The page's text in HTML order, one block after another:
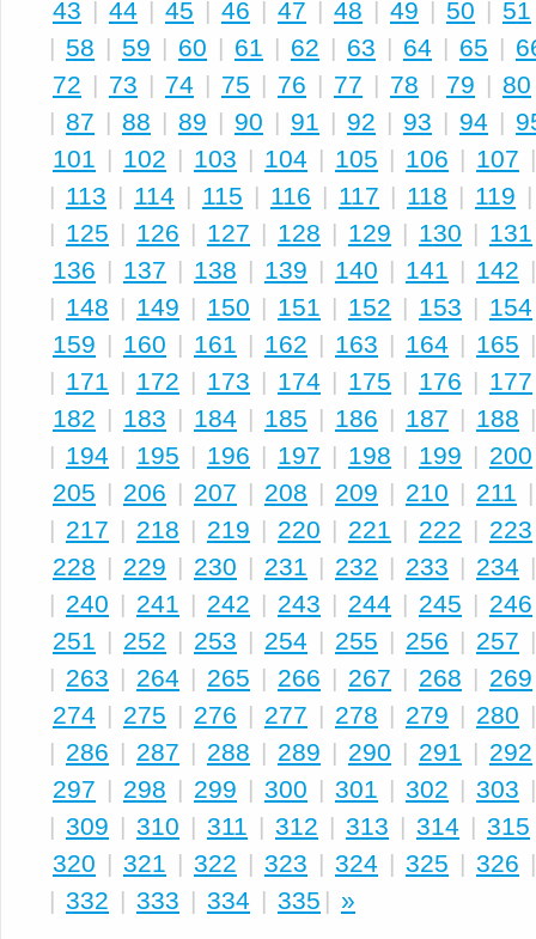
43 | 44 | 45 | 46 | 47 | 48 | 49 | 50 | 51
| 58 | 59 | 60 | 61 | 62 | 63 | 64 | 65 |
72 | 73 | 74 | 75 | 76 | 77 | 78 | 79 | 80
| 87 | 88 | 89 | 90 | 91 | 92 | 93 | 94 |
101 | 102 | 103 | 104 | 105 | 106 | 107
| 113 | 114 | 115 | 116 | 117 | 118 | 119
| 125 | 126 | 127 | 128 | 129 | 130 | 131
136 | 137 | 138 | 139 | 140 | 141 | 142
| 148 | 149 | 150 | 151 | 152 | 153 | 154
159 | 160 | 161 | 162 | 163 | 164 | 165
| 171 | 172 | 173 | 174 | 175 | 176 | 177
182 | 183 | 184 | 185 | 186 | 187 | 188
| 194 | 195 | 196 | 197 | 198 | 199 | 200
205 | 206 | 207 | 208 | 209 | 210 | 211
| 217 | 218 | 219 | 220 | 221 | 222 | 223
228 | 229 | 230 | 231 | 232 | 233 | 234
| 240 | 241 | 242 | 243 | 244 | 245 | 246
251 | 252 | 253 | 254 | 255 | 256 | 257
| 263 | 264 | 265 | 266 | 267 | 268 | 269
274 | 275 | 276 | 277 | 278 | 279 | 280
| 286 | 287 | 288 | 289 | 290 | 291 | 292
297 | 298 | 299 | 300 | 301 | 302 | 303
| 309 | 310 | 311 | 312 | 313 | 314 | 315
320 | 321 | 322 | 323 | 324 | 325 | 326
| 332 | 333 | 334 | 335 | »